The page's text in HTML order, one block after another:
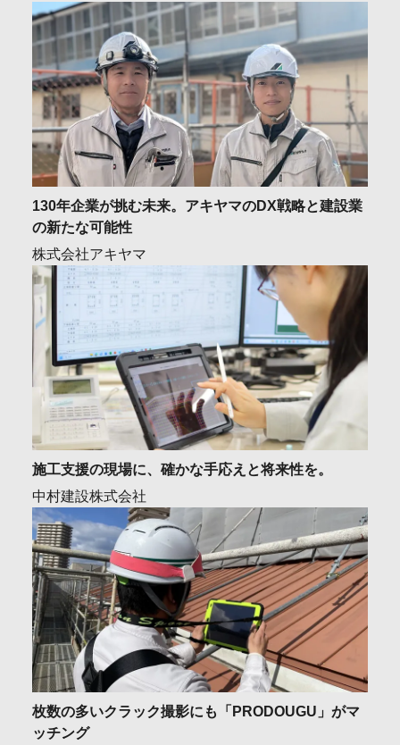
130年企業が挑む未来。アキヤマのDX戦略と建設業
の新たな可能性
株式会社アキヤマ
施工支援の現場に、確かな手応えと将来性を。
中村建設株式会社
枚数の多いクラック撮影にも「PRODOUGU」がマ
ッチング